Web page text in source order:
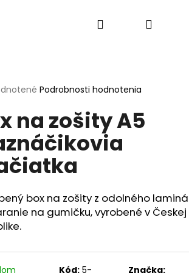
Hľadať
Podrobnosti hodnotenia
na zošity A5
box na zošity z odolného
na gumičku, vyrobené v Českej
Kód: 5-
Značka: